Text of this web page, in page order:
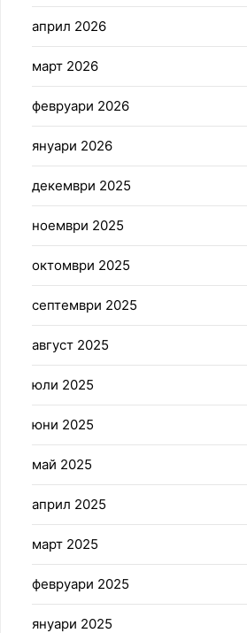
април 2026
март 2026
февруари 2026
януари 2026
декември 2025
ноември 2025
октомври 2025
септември 2025
август 2025
юли 2025
юни 2025
май 2025
април 2025
март 2025
февруари 2025
януари 2025